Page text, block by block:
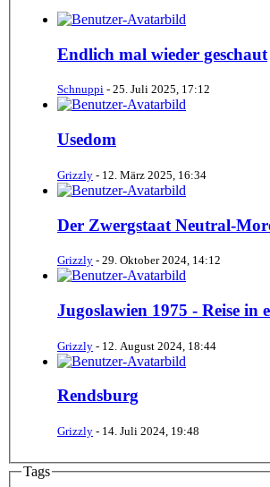
Endlich mal wieder geschaut
Schnuppi - 25. Juli 2025, 17:12
Usedom
Grizzly - 12. März 2025, 16:34
Der Zwergstaat Neutral-
Grizzly - 29. Oktober 2024, 14:12
Jugoslawien 1975 - Reise in
Grizzly - 12. August 2024, 18:44
Rendsburg
Grizzly - 14. Juli 2024, 19:48
Tags